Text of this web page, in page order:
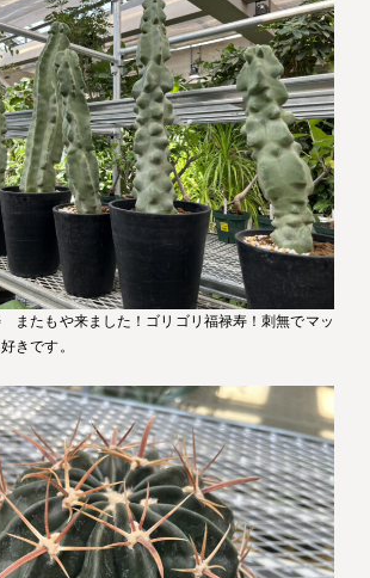
たもや来ました！ゴリゴリ福禄寿！刺無でマッ
きです。